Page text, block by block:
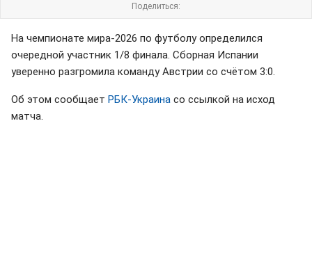
Поделиться:
На чемпионате мира-2026 по футболу определился
очередной участник 1/8 финала. Сборная Испании
уверенно разгромила команду Австрии со счётом 3:0.
Об этом сообщает РБК-Украина со ссылкой на исход
матча.